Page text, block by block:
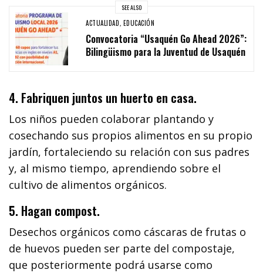
SEE ALSO
ACTUALIDAD, EDUCACIÓN
Convocatoria “Usaquén Go Ahead 2026”:
Bilingüismo para la Juventud de Usaquén
4. Fabriquen juntos un huerto en casa.
Los niños pueden colaborar plantando y
cosechando sus propios alimentos en su propio
jardín, fortaleciendo su relación con sus padres
y, al mismo tiempo, aprendiendo sobre el
cultivo de alimentos orgánicos.
5. Hagan compost.
Desechos orgánicos como cáscaras de frutas o
de huevos pueden ser parte del compostaje,
que posteriormente podrá usarse como